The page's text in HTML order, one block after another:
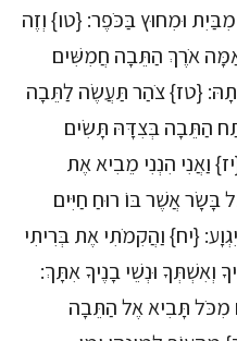
וּמִחוּץ בַּכֹּפֶר: {טו} וְזֶה
אֹרֶךְ הַתֵּבָה חֲמִשִּׁים
{טז} צֹהַר תַּעֲשֶׂה לַתֵּבָה
הַתֵּבָה בְּצִדָּהּ תָּשִׂים
וַאֲנִי הִנְנִי מֵבִיא אֶת
אֲשֶׁר בּוֹ רוּחַ חַיִּים
{יח} וַהֲקִמֹתִי אֶת בְּרִיתִי
וְאִשְׁתְּךָ וּנְשֵׁי בָנֶיךָ אִתָּךְ:
מִכֹּל תָּבִיא אֶל הַתֵּבָה